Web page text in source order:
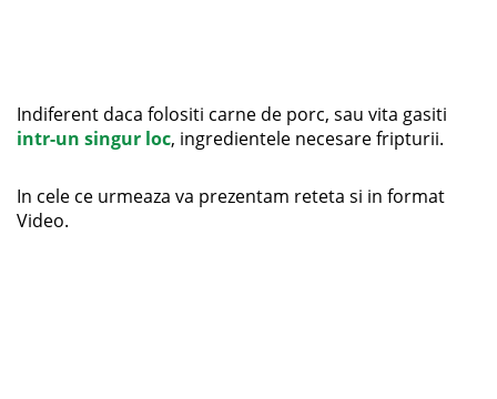
Indiferent daca folositi carne de porc, sau vita gasiti
intr-un singur loc, ingredientele necesare fripturii.
In cele ce urmeaza va prezentam reteta si in format
Video.